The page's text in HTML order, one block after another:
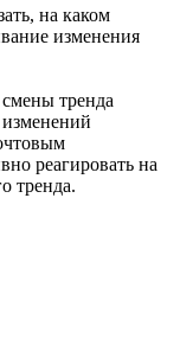
на каком
изменения
тренда
реагировать на
тренда.